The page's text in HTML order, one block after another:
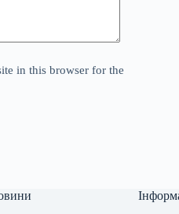
in this browser for the